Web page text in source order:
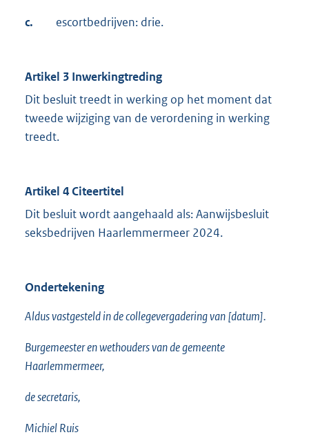
c. escortbedrijven: drie.
Artikel 3 Inwerkingtreding
Dit besluit treedt in werking op het moment dat
tweede wijziging van de verordening in werking
treedt.
Artikel 4 Citeertitel
Dit besluit wordt aangehaald als: Aanwijsbesluit
seksbedrijven Haarlemmermeer 2024.
Ondertekening
Aldus vastgesteld in de collegevergadering van [datum].
Burgemeester en wethouders van de gemeente
Haarlemmermeer,
de secretaris,
Michiel Ruis